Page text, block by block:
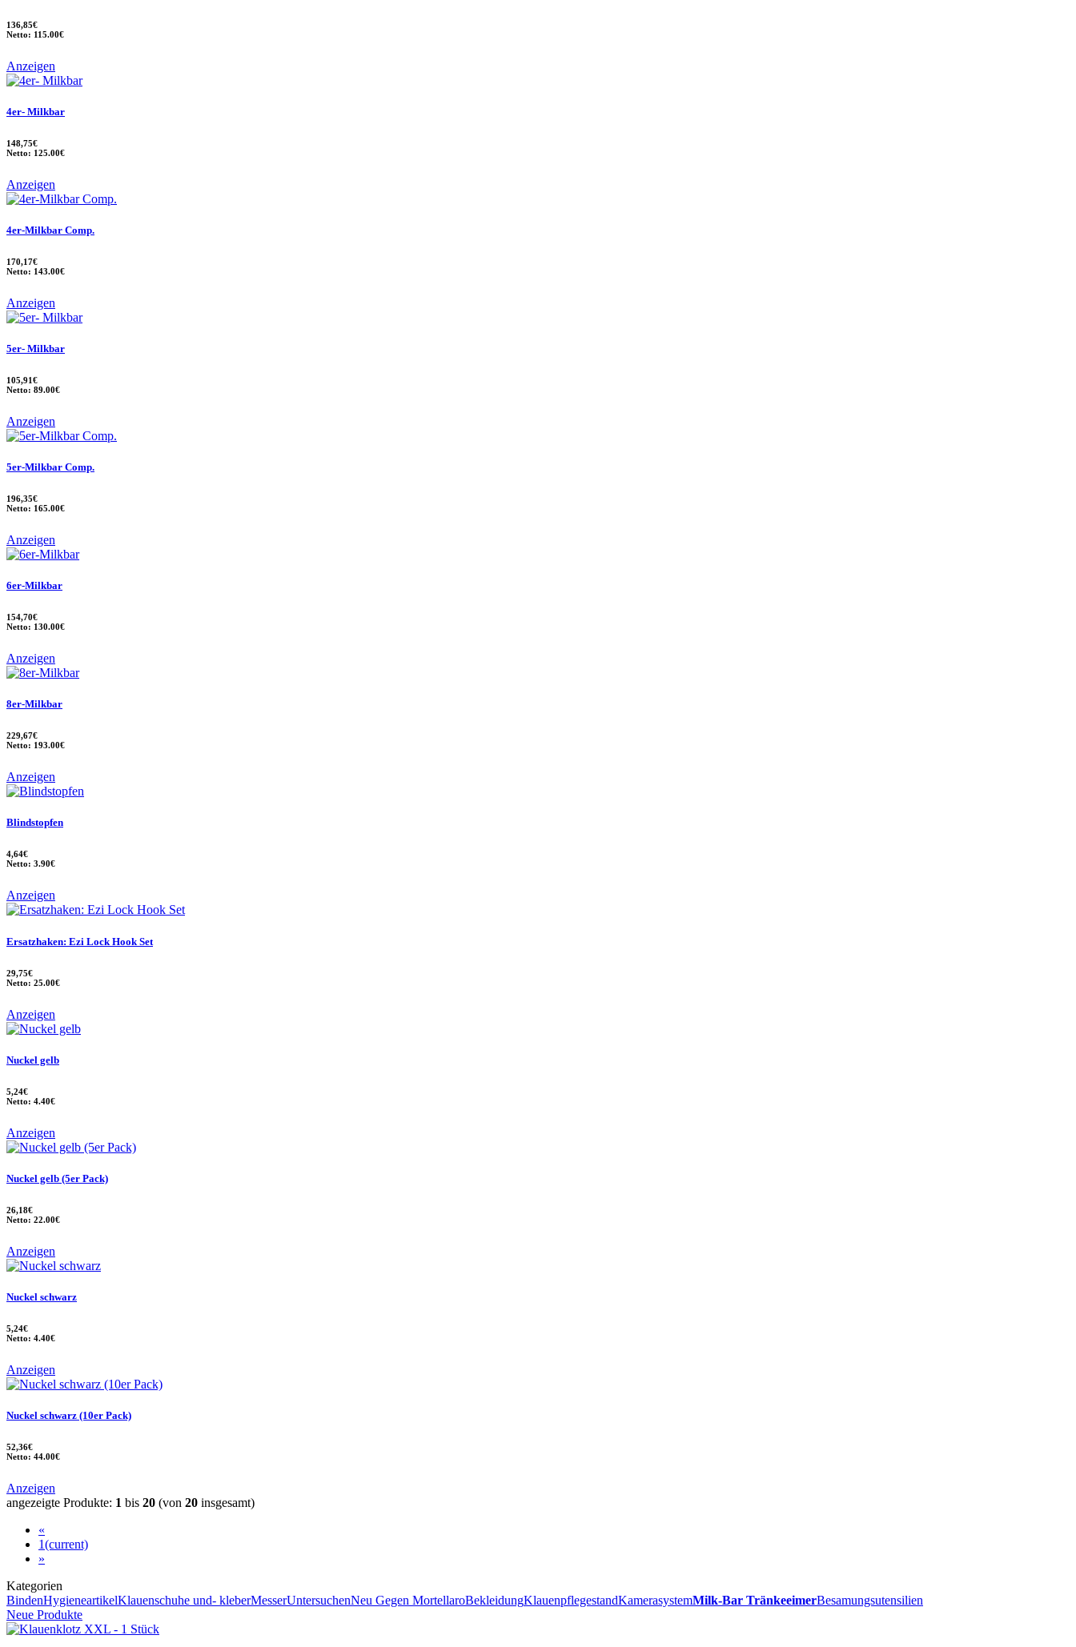
136,85€
Netto: 115.00€
Anzeigen
4er- Milkbar
148,75€
Netto: 125.00€
Anzeigen
4er-Milkbar Comp.
170,17€
Netto: 143.00€
Anzeigen
5er- Milkbar
105,91€
Netto: 89.00€
Anzeigen
5er-Milkbar Comp.
196,35€
Netto: 165.00€
Anzeigen
6er-Milkbar
154,70€
Netto: 130.00€
Anzeigen
8er-Milkbar
229,67€
Netto: 193.00€
Anzeigen
Blindstopfen
4,64€
Netto: 3.90€
Anzeigen
Ersatzhaken: Ezi Lock Hook Set
29,75€
Netto: 25.00€
Anzeigen
Nuckel gelb
5,24€
Netto: 4.40€
Anzeigen
Nuckel gelb (5er Pack)
26,18€
Netto: 22.00€
Anzeigen
Nuckel schwarz
5,24€
Netto: 4.40€
Anzeigen
Nuckel schwarz (10er Pack)
52,36€
Netto: 44.00€
Anzeigen
angezeigte Produkte: 1 bis 20 (von 20 insgesamt)
«
1(current)
»
Kategorien
BindenHygieneartikelKlauenschuhe und- kleberMesserUntersuchenNeu Gegen MortellaroBekleidungKlauenpflegestandKamerasystemMilk-Bar TränkeeimerBesamungsutensilien
Neue Produkte